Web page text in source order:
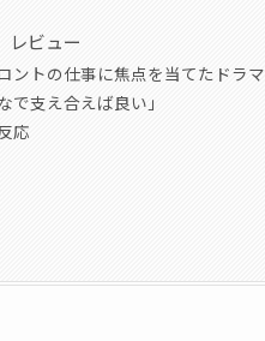
レビュー
ントの仕事に焦点を当てたドラマ
で支え合えば良い」
応